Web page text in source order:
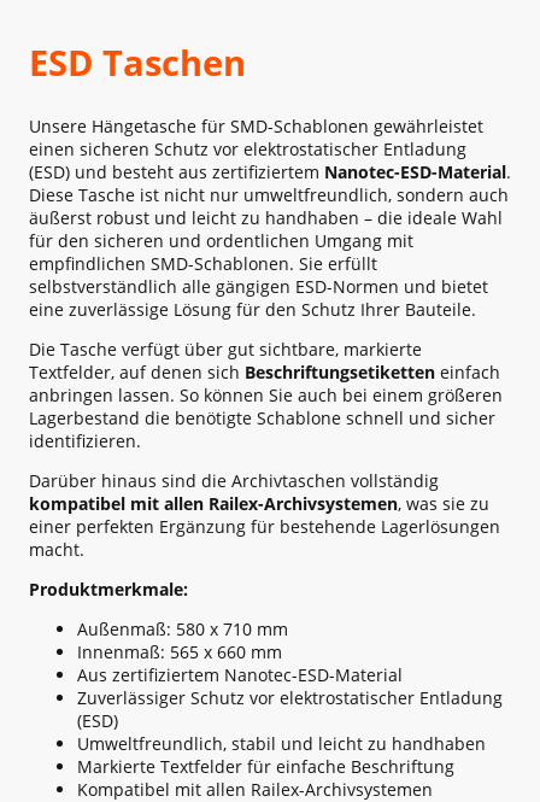
ESD Taschen
Unsere Hängetasche für SMD-Schablonen gewährleistet
einen sicheren Schutz vor elektrostatischer Entladung
(ESD) und besteht aus zertifiziertem Nanotec-ESD-Material.
Diese Tasche ist nicht nur umweltfreundlich, sondern auch
äußerst robust und leicht zu handhaben – die ideale Wahl
für den sicheren und ordentlichen Umgang mit
empfindlichen SMD-Schablonen. Sie erfüllt
selbstverständlich alle gängigen ESD-Normen und bietet
eine zuverlässige Lösung für den Schutz Ihrer Bauteile.
Die Tasche verfügt über gut sichtbare, markierte
Textfelder, auf denen sich Beschriftungsetiketten einfach
anbringen lassen. So können Sie auch bei einem größeren
Lagerbestand die benötigte Schablone schnell und sicher
identifizieren.
Darüber hinaus sind die Archivtaschen vollständig
kompatibel mit allen Railex-Archivsystemen, was sie zu
einer perfekten Ergänzung für bestehende Lagerlösungen
macht.
Produktmerkmale:
Außenmaß: 580 x 710 mm
Innenmaß: 565 x 660 mm
Aus zertifiziertem Nanotec-ESD-Material
Zuverlässiger Schutz vor elektrostatischer Entladung
(ESD)
Umweltfreundlich, stabil und leicht zu handhaben
Markierte Textfelder für einfache Beschriftung
Kompatibel mit allen Railex-Archivsystemen